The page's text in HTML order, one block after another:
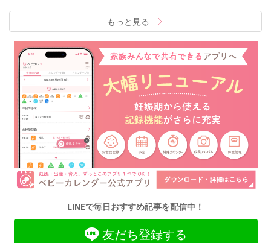
もっと見る
LINEで毎日おすすめ記事を配信中！
友だち登録する